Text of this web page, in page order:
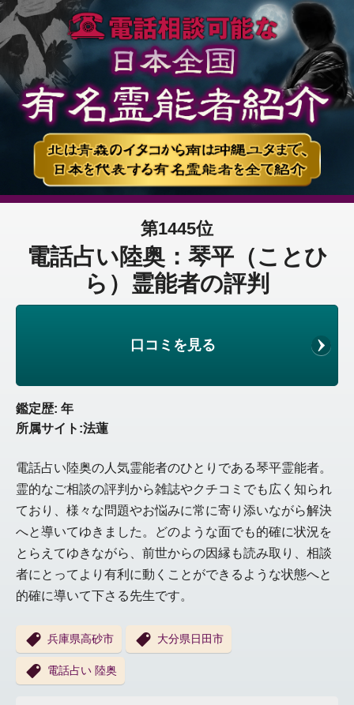
第1445位
電話占い陸奥：琴平（ことひ
ら）霊能者の評判
口コミを見る
鑑定歴: 年
所属サイト:法蓮
電話占い陸奥の人気霊能者のひとりである琴平霊能者。
霊的なご相談の評判から雑誌やクチコミでも広く知られ
ており、様々な問題やお悩みに常に寄り添いながら解決
へと導いてゆきました。どのような面でも的確に状況を
とらえてゆきながら、前世からの因縁も読み取り、相談
者にとってより有利に動くことができるような状態へと
的確に導いて下さる先生です。
兵庫県高砂市 大分県日田市
電話占い 陸奥